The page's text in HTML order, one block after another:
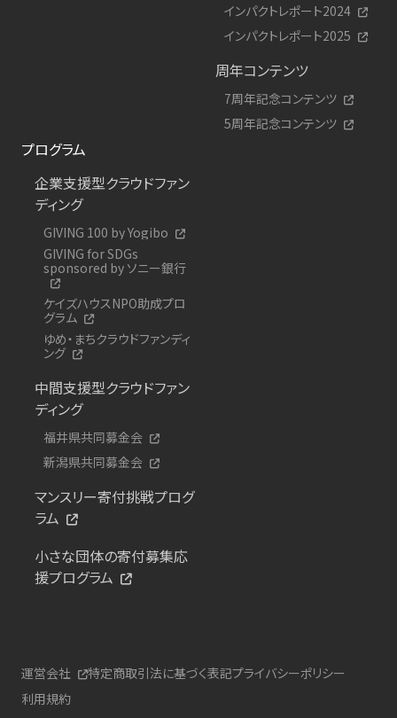
インパクトレポート2024
インパクトレポート2025
周年コンテンツ
7周年記念コンテンツ
5周年記念コンテンツ
プログラム
企業支援型クラウドファン
ディング
GIVING 100 by Yogibo
GIVING for SDGs
sponsored by ソニー銀行
ケイズハウスNPO助成プロ
グラム
ゆめ・まちクラウドファンディ
ング
中間支援型クラウドファン
ディング
福井県共同募金会
新潟県共同募金会
マンスリー寄付挑戦プログ
ラム
小さな団体の寄付募集応
援プログラム
運営会社 特定商取引法に基づく表記プライバシーポリシー
利用規約